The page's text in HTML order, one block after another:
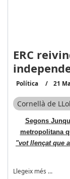
ERC
Política 21
Cornellà de
Segons
metropolitana
"vot llençat que
Llegeix més …